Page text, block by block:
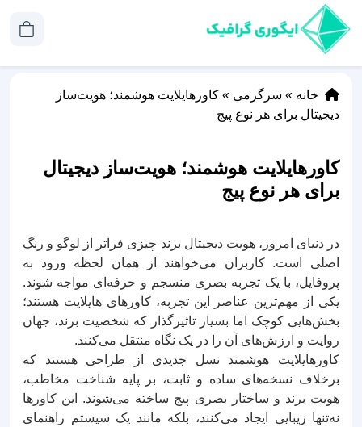
خانه » سرگرمی » کاورهایلایت هوشمند؛ هویت‌ساز
دیجیتال برای هر نوع پیج
کاورهایلایت هوشمند؛ هویت‌ساز دیجیتال
برای هر نوع پیج
در دنیای امروز، هویت دیجیتال برند چیزی فراتر از لوگو و رنگ
اصلی است. کاربران می‌خواهند از همان لحظه ورود به
پروفایل، با یک تجربه بصری منسجم و حرفه‌ای مواجه شوند.
یکی از مهم‌ترین عناصر این تجربه، کاورهای هایلایت هستند؛
بخش‌هایی کوچک اما بسیار تاثیرگذار که شخصیت برند، جهان
روایت و ارزش‌های آن را در یک نگاه منتقل می‌کنند.
کاورهایلایت هوشمند نسل جدیدی از طراحی هستند که
برخلاف نسخه‌های ساده و ثابت، بر پایه شناخت مخاطب،
هویت برند و ساختار بصری پیج ساخته می‌شوند. این کاورها
نه‌تنها زیبایی ایجاد می‌کنند، بلکه مانند یک سیستم راهنمای